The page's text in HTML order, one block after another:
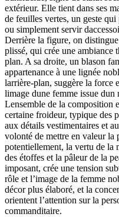
extérieur. Elle tient dans ses
de feuilles vertes, un geste
ou simplement servir
Derrière la figure, on
plissé, qui crée une ambiance
plan. A sa droite, un blason
appartenance à une lignée
larrière-plan, suggère la force
limage dune femme issue dun
Lensemble de la composition
certaine froideur, typique des
aux détails vestimentaires et
volonté de mettre en valeur la
potentiellement, la vertu de la
des étoffes et la pâleur de la
imposant, crée une tension
rôle et l’image de la femme
décor plus élaboré, et la
orientent l’attention sur la
commanditaire.